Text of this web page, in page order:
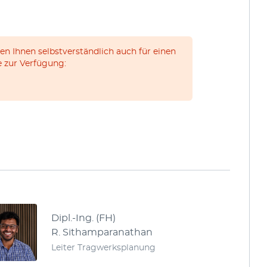
Ihnen selbstverständlich auch für einen
zur Verfügung:
Dipl.-Ing. (FH)
R. Sithamparanathan
Leiter Tragwerksplanung